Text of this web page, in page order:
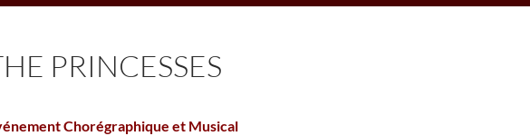
PRINCESSES
Chorégraphique et Musical